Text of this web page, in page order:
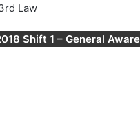
Law
Shift 1 – General